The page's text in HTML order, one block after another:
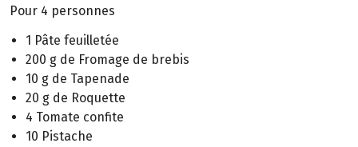
Pour 4 personnes
1 Pâte feuilletée
200 g de Fromage de brebis
10 g de Tapenade
20 g de Roquette
4 Tomate confite
10 Pistache